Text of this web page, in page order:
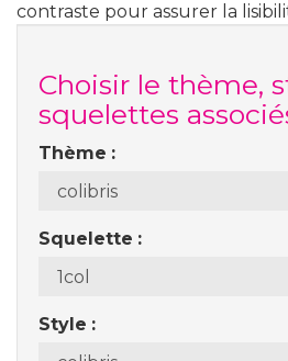
contraste pour assurer la
Choisir le thème,
squelettes
Thème
Squelette
Style